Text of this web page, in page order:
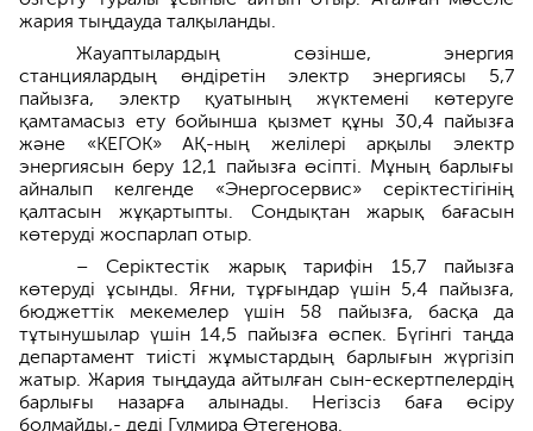
жария тыңдауда талқыланды.
Жауаптылардың сөзінше, энергия
станциялардың өндіретін электр энергиясы 5,7
пайызға, электр қуатының жүктемені көтеруге
қамтамасыз ету бойынша қызмет құны 30,4 пайызға
және «КЕГОК» АҚ-ның желілері арқылы электр
энергиясын беру 12,1 пайызға өсіпті. Мұның барлығы
айналып келгенде «Энергосервис» серіктестігінің
қалтасын жұқартыпты. Сондықтан жарық бағасын
көтеруді жоспарлап отыр.
– Серіктестік жарық тарифін 15,7 пайызға
көтеруді ұсынды. Яғни, тұрғындар үшін 5,4 пайызға,
бюджеттік мекемелер үшін 58 пайызға, басқа да
тұтынушылар үшін 14,5 пайызға өспек. Бүгінгі таңда
департамент тиісті жұмыстардың барлығын жүргізіп
жатыр. Жария тыңдауда айтылған сын-ескертпелердің
барлығы назарға алынады. Негізсіз баға өсіру
болмайды,- деді Гүлмира Өтегенова.